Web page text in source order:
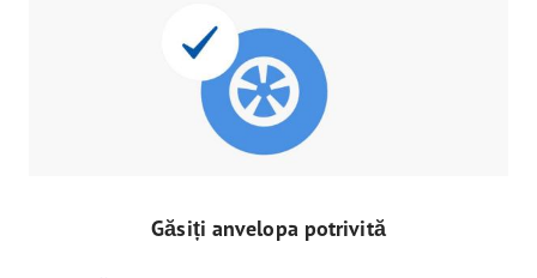
Găsiți anvelopa potrivită